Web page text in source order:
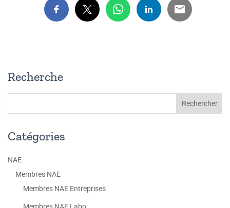
Recherche
Catégories
NAE
Membres NAE
Membres NAE Entreprises